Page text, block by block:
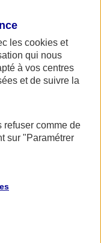
les cookies et
qui nous
à vos centres
et de suivre la
refuser comme de
sur "Paramétrer